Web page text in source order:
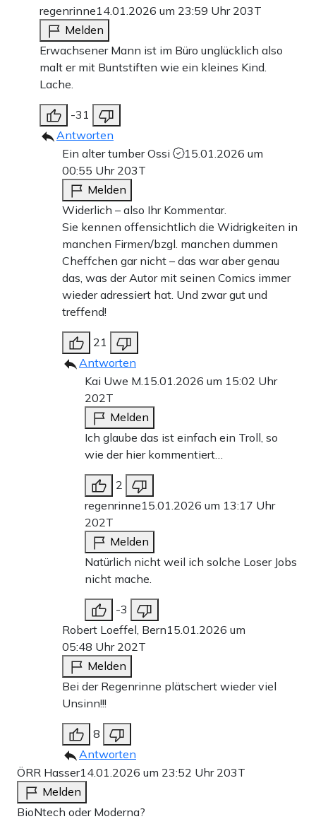
regenrinne14.01.2026 um 23:59 Uhr 203T
Melden
Erwachsener Mann ist im Büro unglücklich also
malt er mit Buntstiften wie ein kleines Kind.
Lache.
-31
Antworten
Ein alter tumber Ossi
15.01.2026 um
00:55 Uhr 203T
Melden
Widerlich – also Ihr Kommentar.
Sie kennen offensichtlich die Widrigkeiten in
manchen Firmen/bzgl. manchen dummen
Cheffchen gar nicht – das war aber genau
das, was der Autor mit seinen Comics immer
wieder adressiert hat. Und zwar gut und
treffend!
21
Antworten
Kai Uwe M.15.01.2026 um 15:02 Uhr
202T
Melden
Ich glaube das ist einfach ein Troll, so
wie der hier kommentiert…
2
regenrinne15.01.2026 um 13:17 Uhr
202T
Melden
Natürlich nicht weil ich solche Loser Jobs
nicht mache.
-3
Robert Loeffel, Bern15.01.2026 um
05:48 Uhr 202T
Melden
Bei der Regenrinne plätschert wieder viel
Unsinn!!!
8
Antworten
ÖRR Hasser14.01.2026 um 23:52 Uhr 203T
Melden
BioNtech oder Moderna?